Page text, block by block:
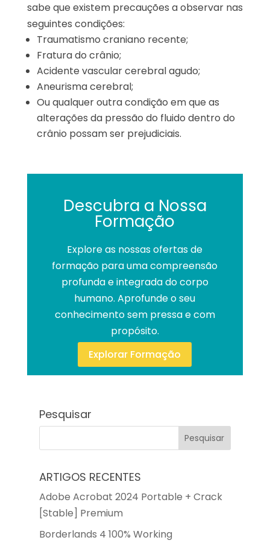
sabe que existem precauções a observar nas
seguintes condições:
Traumatismo craniano recente;
Fratura do crânio;
Acidente vascular cerebral agudo;
Aneurisma cerebral;
Ou qualquer outra condição em que as
alterações da pressão do fluido dentro do
crânio possam ser prejudiciais.
Descubra a Nossa
Formação
Explore as nossas ofertas de
formação para uma compreensão
profunda e integrada do corpo
humano. Aprofunde o seu
conhecimento sem pressa e com
propósito.
Explorar Formação
Pesquisar
ARTIGOS RECENTES
Adobe Acrobat 2024 Portable + Crack
[Stable] Premium
Borderlands 4 100% Working